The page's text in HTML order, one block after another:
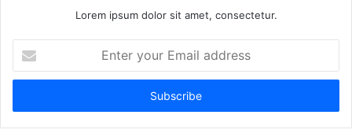
Lorem ipsum dolor sit amet, consectetur.
t
r
y